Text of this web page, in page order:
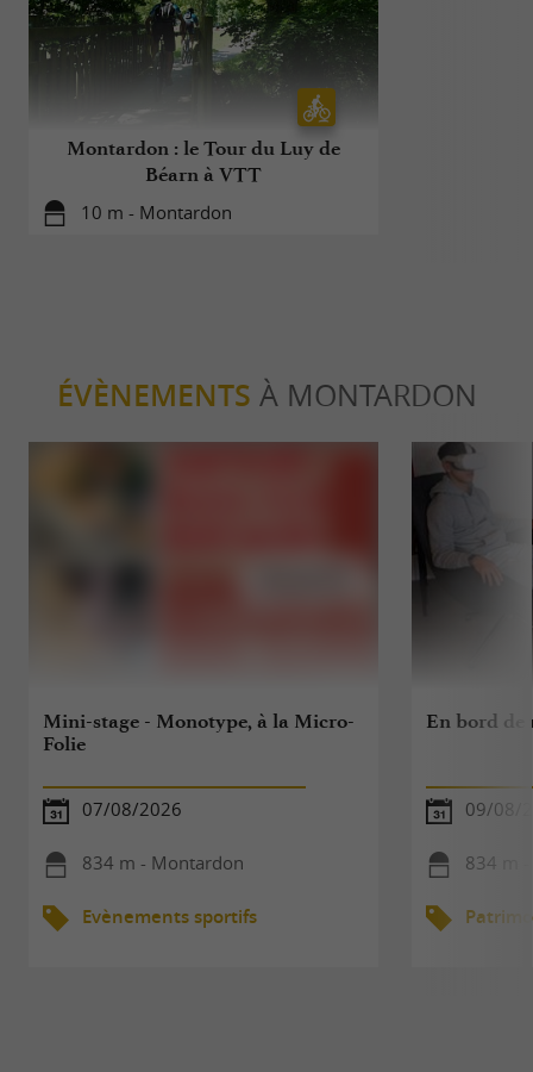
Montardon : le Tour du Luy de
Béarn à VTT
10 m - Montardon
ÉVÈNEMENTS À MONTARDON
Mini-stage - Monotype, à la Micro-
Folie
07/08/2026
834 m - Montardon
Evènements sportifs
En bord de
09/08/
834 m